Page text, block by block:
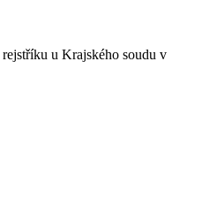
u Krajského soudu v